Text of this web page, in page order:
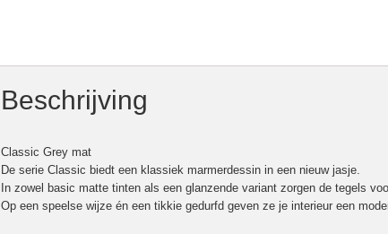
Beschrijving
Classic Grey mat
De serie Classic biedt een klassiek marmerdessin in een nieuw jasje.
In zowel basic matte tinten als een glanzende variant zorgen de tegels
Op een speelse wijze én een tikkie gedurfd geven ze je interieur een